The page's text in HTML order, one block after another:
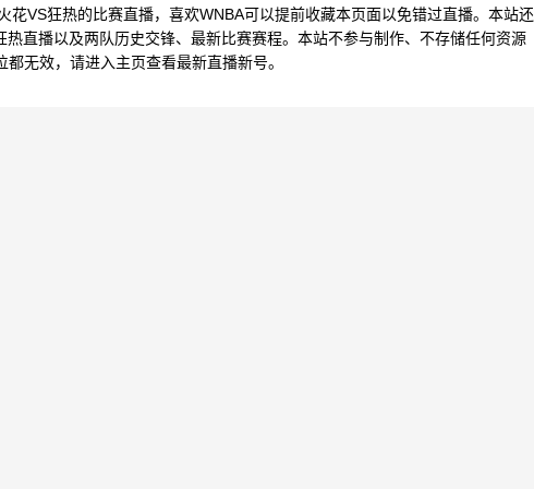
花VS狂热的比赛直播，喜欢WNBA可以提前收藏本页面以免错过直播。本站还
直播以及两队历史交锋、最新比赛赛程。本站不参与制作、不存储任何资源
无效，请进入主页查看最新直播新号。